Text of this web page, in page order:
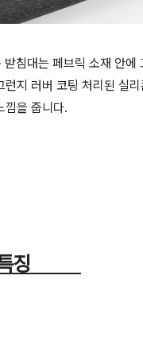
침대는 페브릭 소재 안에
런지 러버 코팅 처리된 실
낌을 줍니다.
징